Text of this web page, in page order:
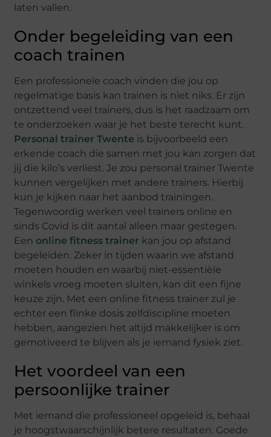
laten vallen.
Onder begeleiding van een
coach trainen
Een professionele coach vinden die jou op
regelmatige basis kan trainen is niet niks. Er zijn
ontzettend veel trainers, dus is het raadzaam om
te onderzoeken waar je het beste terecht kunt.
Personal trainer Twente is bijvoorbeeld een
erkende coach die samen met jou kan zorgen dat
jij die kilo’s verliest. Je zou personal trainer Twente
kunnen vergelijken met andere trainers. Hierbij
kun je kijken naar het aanbod trainingen.
Tegenwoordig werken veel trainers online en
sinds Covid is dit aantal alleen maar gestegen.
Eenonline fitness trainer kan jou op afstand
begeleiden. Zeker in tijden waarin we afstand
moeten houden en waarbij niet-essentiële
winkels vroeg moeten sluiten, kan dit een fijne
keuze zijn. Met een online fitness trainer zul je
echter een flinke dosis zelfdiscipline moeten
hebben, aangezien het altijd makkelijker is om
gemotiveerd te blijven als je iemand fysiek ziet.
Het voordeel van een
persoonlijke trainer
Met iemand die professioneel opgeleid is, behaal
je hoogstwaarschijnlijk betere resultaten. Goede